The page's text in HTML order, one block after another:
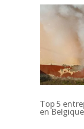
Top 5
en